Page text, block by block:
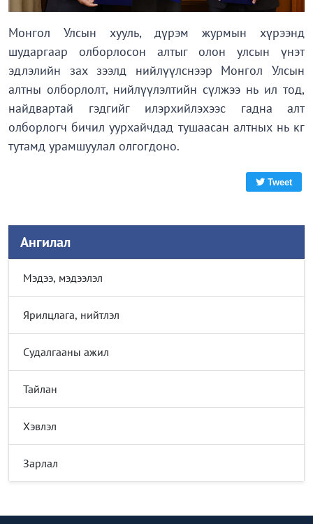
Монгол Улсын хууль, дүрэм журмын хүрээнд
шударгаар олборлосон алтыг олон улсын үнэт
эдлэлийн зах зээлд нийлүүлснээр Монгол Улсын
алтны олборлолт, нийлүүлэлтийн сүлжээ нь ил тод,
найдвартай гэдгийг илэрхийлэхээс гадна алт
олборлогч бичил уурхайчдад тушаасан алтных нь кг
тутамд урамшуулал олгогдоно.
Tweet
Ангилал
Мэдээ, мэдээлэл
Ярилцлага, нийтлэл
Судалгааны ажил
Тайлан
Хэвлэл
Зарлал